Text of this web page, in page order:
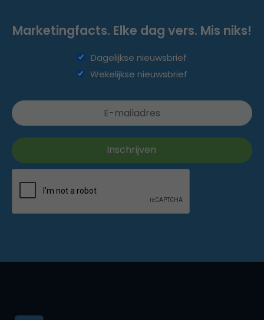
Marketingfacts. Elke dag vers. Mis niks!
Dagelijkse nieuwsbrief
Wekelijkse nieuwsbrief